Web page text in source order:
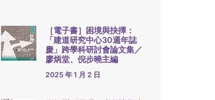
［電子書］困境與抉擇：
「建道研究中心30週年誌
慶」跨學科研討會論文集／
廖炳堂、倪步曉主編
2025 年 1 月 2 日